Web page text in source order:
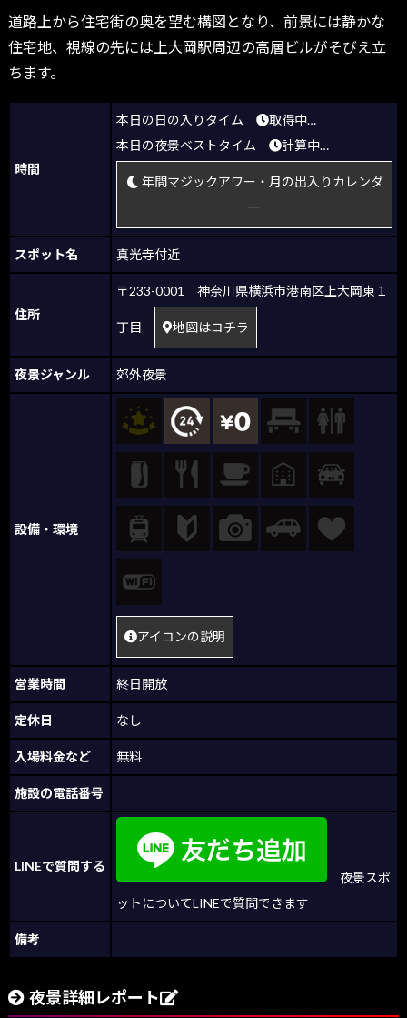
道路上から住宅街の奥を望む構図となり、前景には静かな
住宅地、視線の先には上大岡駅周辺の高層ビルがそびえ立
ちます。
時間
本日の日の入りタイム
取得中…
本日の夜景ベストタイム
計算中…
年間マジックアワー・月の出入りカレンダ
ー
スポット名 真光寺付近
住所
〒233-0001 神奈川県横浜市港南区上大岡東１
丁目 地図はコチラ
夜景ジャンル 郊外夜景
設備・環境
アイコンの説明
営業時間 終日開放
定休日 なし
入場料金など 無料
施設の電話番号
LINEで質問する
夜景スポ
ットについてLINEで質問できます
備考
夜景詳細レポート